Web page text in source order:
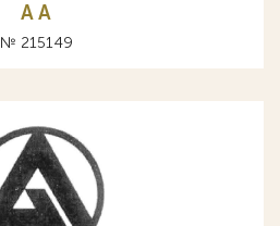
A А
№ 215149